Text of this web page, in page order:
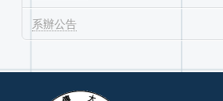
系辦公告